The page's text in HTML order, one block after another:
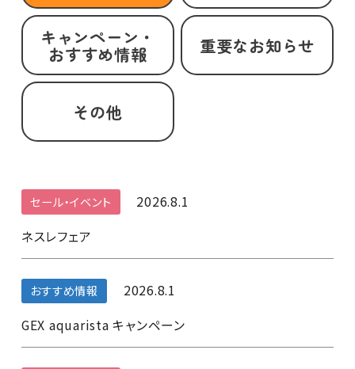
キャンペーン・
おすすめ情報 重要なお知らせ
その他
セール・イベント
2026.8.1
ネスレフェア
おすすめ情報
2026.8.1
GEX aquarista キャンペーン